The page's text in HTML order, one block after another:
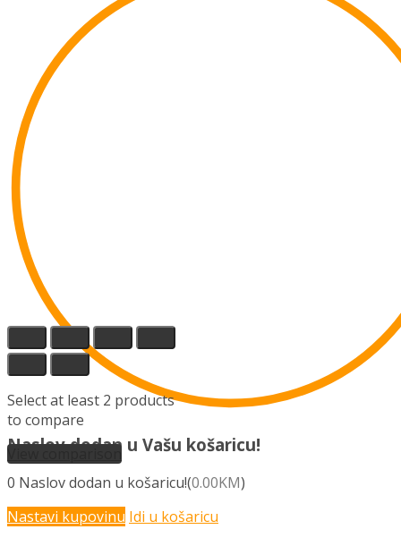
Naslov dodan u Vašu košaricu!
0 Naslov dodan u košaricu!(0.00KM)
Nastavi kupovinu Idi u košaricu
Select at least 2 products
to compare